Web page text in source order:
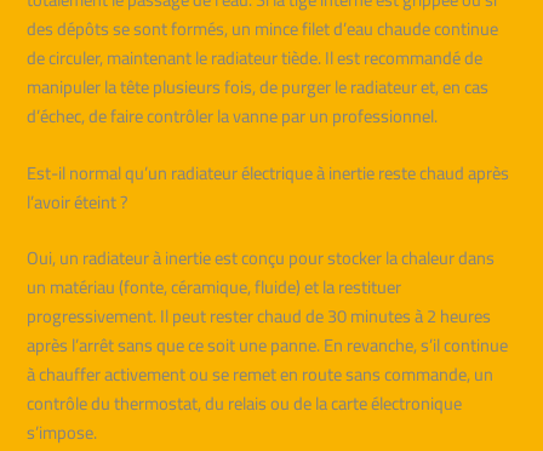
des dépôts se sont formés, un mince filet d’eau chaude continue
de circuler, maintenant le radiateur tiède. Il est recommandé de
manipuler la tête plusieurs fois, de purger le radiateur et, en cas
d’échec, de faire contrôler la vanne par un professionnel.
Est-il normal qu’un radiateur électrique à inertie reste chaud après
l’avoir éteint ?
Oui, un radiateur à inertie est conçu pour stocker la chaleur dans
un matériau (fonte, céramique, fluide) et la restituer
progressivement. Il peut rester chaud de 30 minutes à 2 heures
après l’arrêt sans que ce soit une panne. En revanche, s’il continue
à chauffer activement ou se remet en route sans commande, un
contrôle du thermostat, du relais ou de la carte électronique
s’impose.